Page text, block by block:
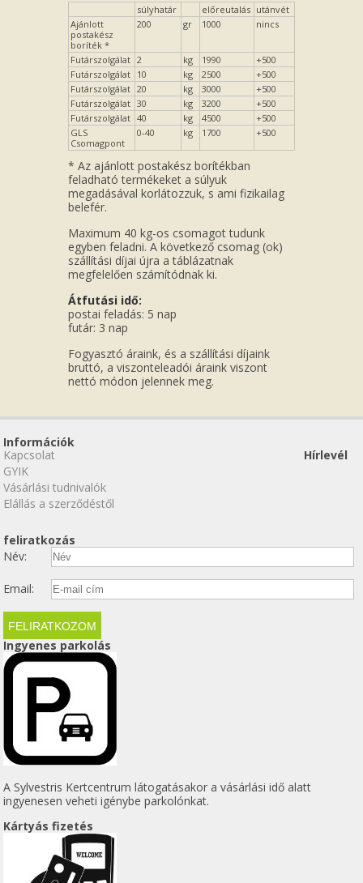
súlyhatár előreutalás utánvét
Ajánlott
postakész
boríték *
200 gr 1000 nincs
Futárszolgálat 2 kg 1990
+500
Futárszolgálat 10 kg 2500
+500
Futárszolgálat 20 kg 3000
+500
Futárszolgálat 30 kg 3200
+500
Futárszolgálat 40 kg 4500
+500
GLS
Csomagpont
0-40 kg 1700 +500
* Az ajánlott postakész borítékban
feladható termékeket a súlyuk
megadásával korlátozzuk, s ami fizikailag
belefér.
Maximum 40 kg-os csomagot tudunk
egyben feladni. A következő csomag (ok)
szállítási díjai újra a táblázatnak
megfelelően számítódnak ki.
Átfutási idő:
postai feladás: 5 nap
futár: 3 nap
Fogyasztó áraink, és a szállítási díjaink
bruttó, a viszonteleadói áraink viszont
nettó módon jelennek meg.
Információk
Kapcsolat
GYIK
Vásárlási tudnivalók
Elállás a szerződéstől
Hírlevél
feliratkozás
Név:
Email:
Ingyenes parkolás
A Sylvestris Kertcentrum látogatásakor a vásárlási idő alatt
ingyenesen veheti igénybe parkolónkat.
Kártyás fizetés